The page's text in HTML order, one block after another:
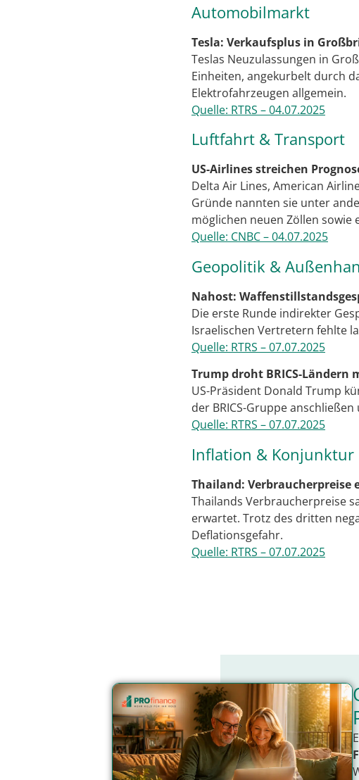
Automobilmarkt
Tesla: Verkaufsplus in
Teslas Neuzulassungen in
Einheiten, angekurbelt durch
Elektrofahrzeugen allgemein.
Quelle: RTRS – 04.07.2025
Luftfahrt & Transport
US-Airlines streichen
Delta Air Lines, American
Gründe nannten sie unter
möglichen neuen Zöllen sowie
Quelle: CNBC – 04.07.2025
Geopolitik &
Nahost:
Die erste Runde indirekter
Israelischen Vertretern fehlte
Quelle: RTRS – 07.07.2025
Trump droht BRICS-Ländern
US-Präsident Donald Trump
der BRICS-Gruppe
Quelle: RTRS – 07.07.2025
Inflation & Konjunktur
Thailand:
Thailands Verbraucherpreise
erwartet. Trotz des dritten
Deflationsgefahr.
Quelle: RTRS – 07.07.2025